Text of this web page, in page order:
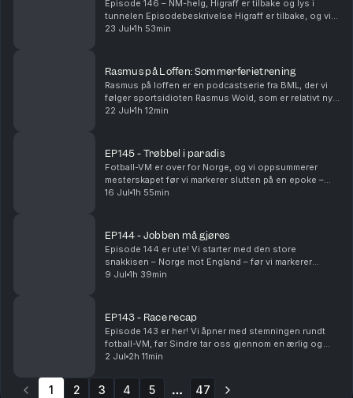
Episode 146 – NM-helg, Higraff er tilbake og lys i
tunnelen Episodebeskrivelse Higraff er tilbake, og vi
er klare med en ny episode! Kristian tilbringer enda en
23 Jul 1h 53min
Rasmus på Loffen: Sommerferietrening
Rasmus på loffen er en podcastserie fra BML, der vi
følger sportsidioten Rasmus Wold, som er relativt ny i
løpegamet. I denne episoden snakker Rasmus og
22 Jul 1h 12min
EP145 - Trøbbel i paradis
Fotball-VM er over for Norge, og vi oppsummerer
mesterskapet før vi markerer slutten på en epoke –
klubbhuset på Frysja er historie. Sindre fortsetter
16 Jul 1h 55min
EP144 - Jobben må gjøres
Episode 144 er ute! Vi starter med den store
snakkisen – Norge mot England – før vi markerer
slutten på en epoke når klubbhuset på Frysja er
9 Jul 1h 39min
EP143 - Race recap
Episode 143 er her! Vi åpner med stemningen rundt
fotball-VM, før Sindre tar oss gjennom en ærlig og
detaljert race recap fra Lavaredo 50K. Hva fungerte?
2 Jul 2h 11min
1 2 3 4 5 47